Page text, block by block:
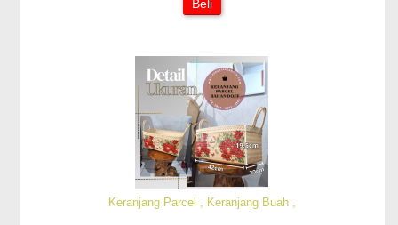
Beli
Keranjang Parcel , Keranjang Buah ,